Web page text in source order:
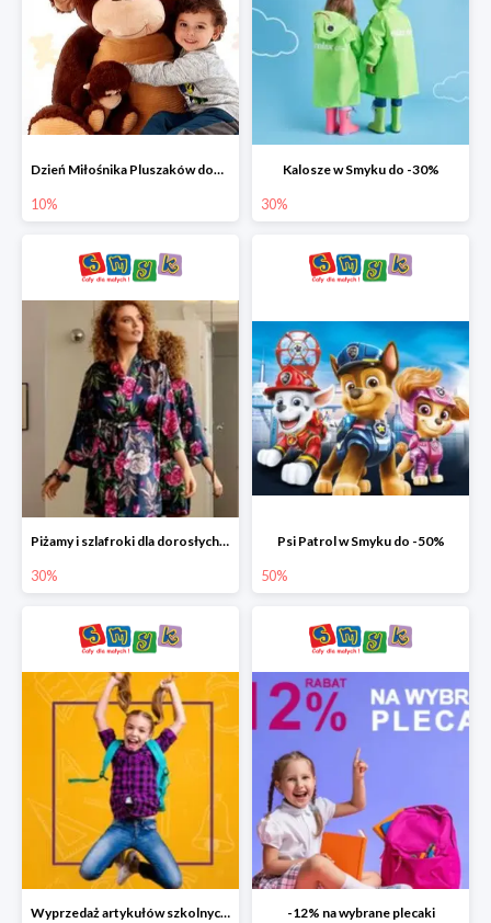
Dzień Miłośnika Pluszaków dodatkowy rabat -10%
10%
Kalosze w Smyku do -30%
30%
Piżamy i szlafroki dla dorosłych w Smyku do -30%
30%
Psi Patrol w Smyku do -50%
50%
Wyprzedaż artykułów szkolnych w Smyku do -80% -12% na wybrane plecaki